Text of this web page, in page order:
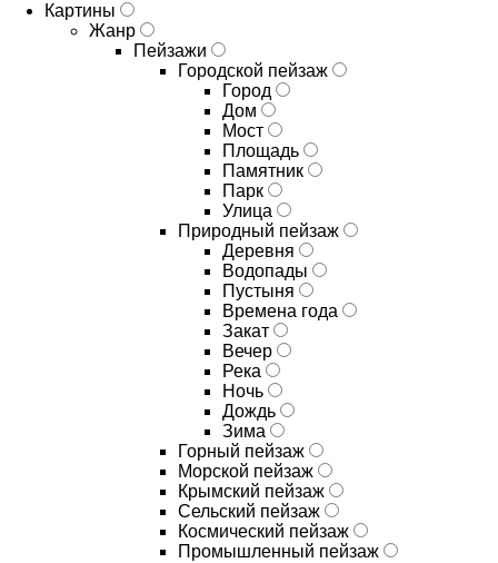
Картины
Жанр
Пейзажи
Городской пейзаж
Город
Дом
Мост
Площадь
Памятник
Парк
Улица
Природный пейзаж
Деревня
Водопады
Пустыня
Времена года
Закат
Вечер
Река
Ночь
Дождь
Зима
Горный пейзаж
Морской пейзаж
Крымский пейзаж
Сельский пейзаж
Космический пейзаж
Промышленный пейзаж